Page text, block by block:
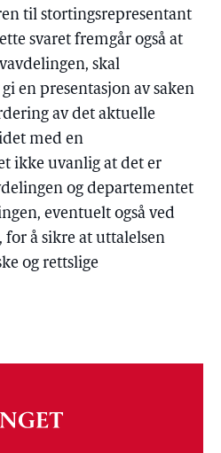
til stortingsrepresentant
svaret fremgår også at
skal
en presentasjon av saken
av det aktuelle
med en
ikke uvanlig at det er
og departementet
eventuelt også ved
for å sikre at uttalelsen
og rettslige